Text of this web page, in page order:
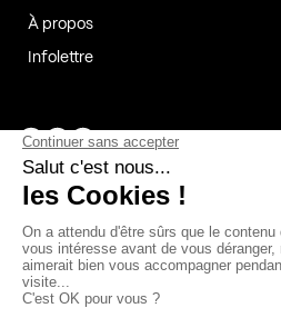
À propos
Infolettre
Page Facebook de Kollectif
Page Instagram de Kollectif
Page Linkedin de Kollectif
Bâtiment-Durable-Québec-1
Esquisses-1IRAC-1